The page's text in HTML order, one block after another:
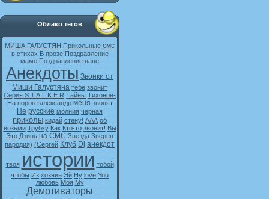
Облако тегов
МИША ГАЛУСТЯН Прикольные смс
в стихах В прозе Поздравление
маме Поздравление папе
Анекдоты Звонки от
Миши Галустяна тебе звонит
Серия S.T.A.L.K.E.R Тайны Тихонов-
На пороге александр меня звонят
Не русские молния черная
приколы кидай стену! ААА об
возьми Трубку Как Кто-то звонит! Вы
Это Дзинь на СМС Звезда Зверев
пародия) (Сергей Клуб Dj анекдот
твоя истории тобой
чтобы Из хозяин Эй Ну love You
любовь Моя My
Демотиваторы